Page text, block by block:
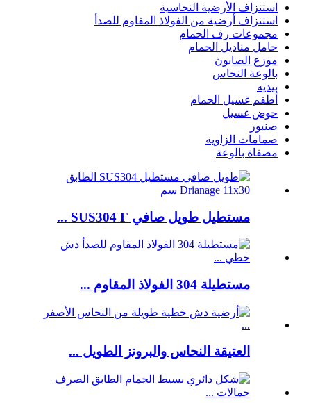
استنزاف الأرضية النحاسية
استنزاف أرضية من الفولاذ المقاوم للصدأ
مجموعات رف الحمام
حامل مناديل الحمام
موزع الصابون
بالوعة النحاس
بيديه
أطقم غسيل الحمام
حوض غسيل
صنبور
صمامات الزاوية
مصفاة بالوعة
مستطيل طويل صافي SUS304 F ...
مستطيلة 304 الفولاذ المقاوم ...
العتيقة النحاس والبرونز الطويل ...